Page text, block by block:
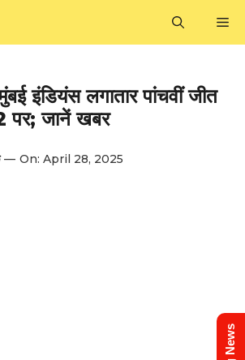
इंडियंस लगातार पांचवीं जीत
पर; जानें खबर
— On: April 28, 2025